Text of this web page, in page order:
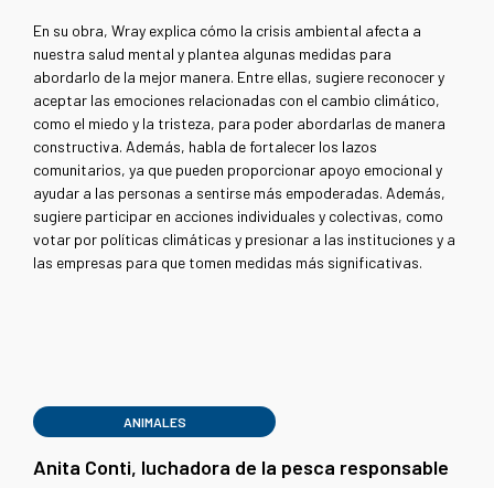
En su obra, Wray explica cómo la crisis ambiental afecta a
nuestra salud mental y plantea algunas medidas para
abordarlo de la mejor manera. Entre ellas, sugiere reconocer y
aceptar las emociones relacionadas con el cambio climático,
como el miedo y la tristeza, para poder abordarlas de manera
constructiva. Además, habla de fortalecer los lazos
comunitarios, ya que pueden proporcionar apoyo emocional y
ayudar a las personas a sentirse más empoderadas. Además,
sugiere participar en acciones individuales y colectivas, como
votar por políticas climáticas y presionar a las instituciones y a
las empresas para que tomen medidas más significativas.
ANIMALES
Anita Conti, luchadora de la pesca responsable